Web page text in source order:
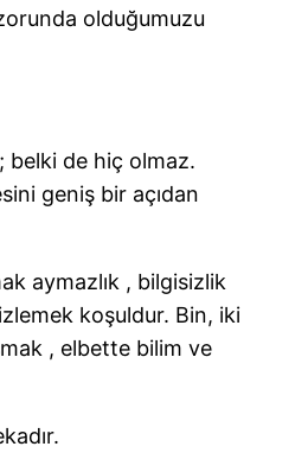
olduğumuzu
belki de hiç olmaz.
geniş bir açıdan
aymazlık , bilgisizlik
koşuldur. Bin, iki
, elbette bilim ve